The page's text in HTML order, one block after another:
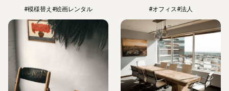
#模様替え #絵画レンタル #オフィス#法人